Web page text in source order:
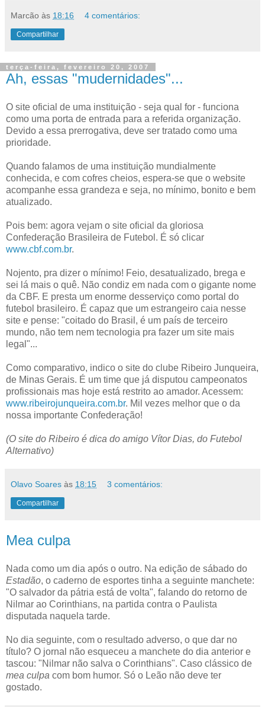
Marcão às 18:16 4 comentários:
Compartilhar
terça-feira, fevereiro 20, 2007
Ah, essas "mudernidades"...
O site oficial de uma instituição - seja qual for - funciona
como uma porta de entrada para a referida organização.
Devido a essa prerrogativa, deve ser tratado como uma
prioridade.
Quando falamos de uma instituição mundialmente
conhecida, e com cofres cheios, espera-se que o website
acompanhe essa grandeza e seja, no mínimo, bonito e bem
atualizado.
Pois bem: agora vejam o site oficial da gloriosa
Confederação Brasileira de Futebol. É só clicar
www.cbf.com.br.
Nojento, pra dizer o mínimo! Feio, desatualizado, brega e
sei lá mais o quê. Não condiz em nada com o gigante nome
da CBF. E presta um enorme desserviço como portal do
futebol brasileiro. É capaz que um estrangeiro caia nesse
site e pense: "coitado do Brasil, é um país de terceiro
mundo, não tem nem tecnologia pra fazer um site mais
legal"...
Como comparativo, indico o site do clube Ribeiro Junqueira,
de Minas Gerais. É um time que já disputou campeonatos
profissionais mas hoje está restrito ao amador. Acessem:
www.ribeirojunqueira.com.br. Mil vezes melhor que o da
nossa importante Confederação!
(O site do Ribeiro é dica do amigo Vítor Dias, do Futebol
Alternativo)
Olavo Soares às 18:15 3 comentários:
Compartilhar
Mea culpa
Nada como um dia após o outro. Na edição de sábado do
Estadão, o caderno de esportes tinha a seguinte manchete:
"O salvador da pátria está de volta", falando do retorno de
Nilmar ao Corinthians, na partida contra o Paulista
disputada naquela tarde.
No dia seguinte, com o resultado adverso, o que dar no
título? O jornal não esqueceu a manchete do dia anterior e
tascou: "Nilmar não salva o Corinthians". Caso clássico de
mea culpa com bom humor. Só o Leão não deve ter
gostado.